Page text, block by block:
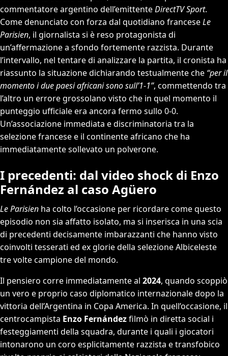
commentatore argentino dell’emittenteDirectTV Sport.
Come denunciato con forza dal quotidiano franceseLe
Parisien, il giornalista si è reso protagonista di
un’affermazione a sfondo fortemente razzista. Durante
l’intervallo, nel tentare di analizzare la partita, il cronista ha
riassunto la situazione dichiarando testualmente che “per il
momento i due paesi africani sono sull’1-1”, commettendo tra
l’altro un errore grossolano visto che in quel momento il
punteggio ufficiale era ancora fermo sullo 0-0.
Un’associazione immediata e discriminatoria tra la
selezione francese e il continente africano che ha
immediatamente sollevato un polverone.
I precedenti: dal video shock di Enzo
Fernández al caso Agüero
Le Parisien ha colto l’occasione per ricordare come questo
episodio non sia affatto isolato, ma si inserisca in una scia
di precedenti decisamente imbarazzanti che hanno visto
coinvolti tesserati ed ex glorie della selezione Albiceleste
tre volte campione del mondo.
Il pensiero corre immediatamente al 2024, quando scoppiò
un vero e proprio caso diplomatico internazionale dopo la
vittoria dell’Argentina in Copa America. In quell’occasione, il
centrocampista Enzo Fernándezfilmò in diretta social i
festeggiamenti della squadra, durante i quali i giocatori
intonarono un coro esplicitamente razzista e transfobico